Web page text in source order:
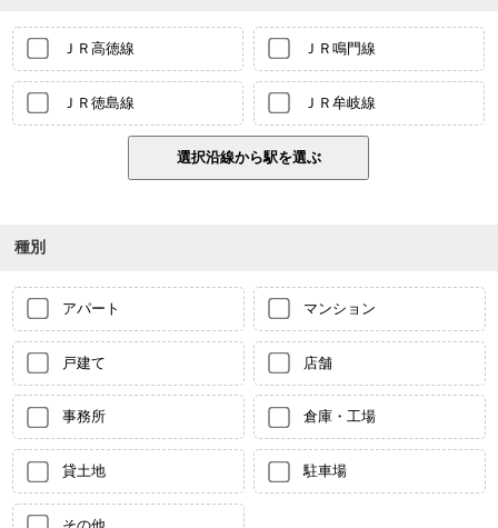
ＪＲ高徳線 ＪＲ鳴門線
ＪＲ徳島線 ＪＲ牟岐線
種別
アパート マンション
戸建て 店舗
事務所 倉庫・工場
貸土地 駐車場